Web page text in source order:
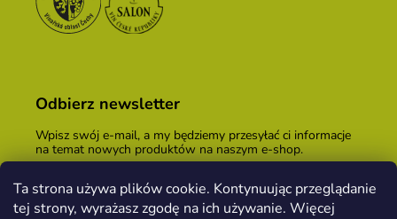
Ta strona używa plików cookie. Kontynuując przeglądanie
tej strony, wyrażasz zgodę na ich używanie. Więcej
Odbierz newsletter
Wpisz swój e-mail, a my będziemy przesyłać ci informacje
na temat nowych produktów na naszym e-shop.
Podając adres e-mail, zgadzasz się zwarunkami